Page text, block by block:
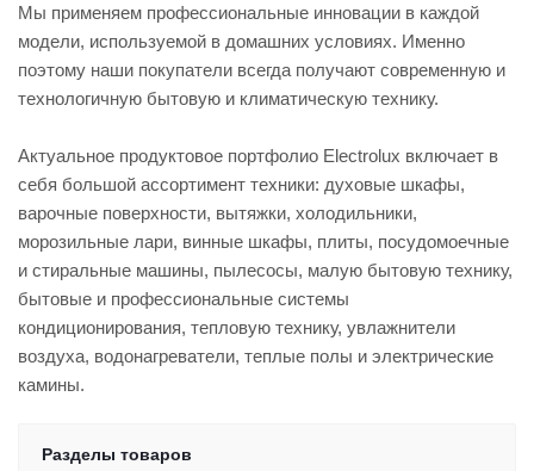
Мы применяем профессиональные инновации в каждой
модели, используемой в домашних условиях. Именно
поэтому наши покупатели всегда получают современную и
технологичную бытовую и климатическую технику.
Актуальное продуктовое портфолио Electrolux включает в
себя большой ассортимент техники: духовые шкафы,
варочные поверхности, вытяжки, холодильники,
морозильные лари, винные шкафы, плиты, посудомоечные
и стиральные машины, пылесосы, малую бытовую технику,
бытовые и профессиональные системы
кондиционирования, тепловую технику, увлажнители
воздуха, водонагреватели, теплые полы и электрические
камины.
Разделы товаров